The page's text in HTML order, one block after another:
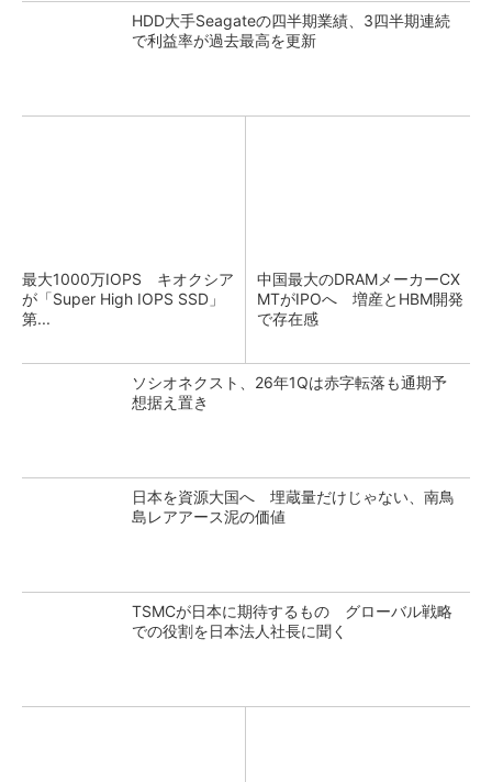
HDD大手Seagateの四半期業績、3四半期連続
で利益率が過去最高を更新
最大1000万IOPS キオクシア
が「Super High IOPS SSD」
第...
中国最大のDRAMメーカーCX
MTがIPOへ 増産とHBM開発
で存在感
ソシオネクスト、26年1Qは赤字転落も通期予
想据え置き
日本を資源大国へ 埋蔵量だけじゃない、南鳥
島レアアース泥の価値
TSMCが日本に期待するもの グローバル戦略
での役割を日本法人社長に聞く